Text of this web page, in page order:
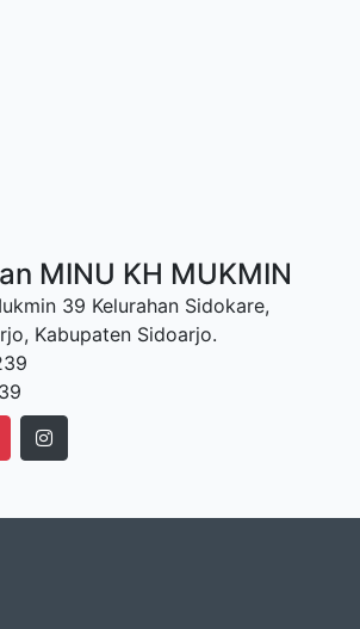
MINU KH MUKMIN
39 Kelurahan Sidokare,
Kabupaten Sidoarjo.